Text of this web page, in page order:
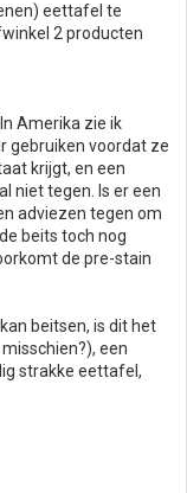
eettafel te
2 producten
Amerika zie ik
gebruiken voordat ze
krijgt, en een
niet tegen. Is er een
adviezen tegen om
beits toch nog
de pre-stain
beitsen, is dit het
een
strakke eettafel,